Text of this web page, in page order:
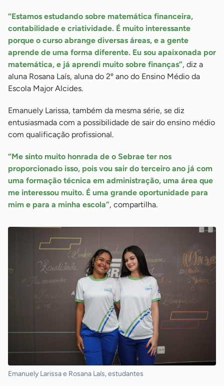
“Estamos estudando sobre matemática financeira,
contabilidade e criatividade. É muito interessante
porque o curso abrange diversas áreas, e a gente
aprende de uma forma diferente. Eu sou apaixonada por
matemática, e já aprendi muito sobre finanças”, diz a
aluna Rosana Laís, aluna do 2º ano do Ensino Médio da
Escola Major Alcides.
Emanuely Larissa, também da mesma série, se diz
entusiasmada com a possibilidade de sair do ensino médio
com qualificação profissional.
“Me sinto muito honrada de o Sebrae ter nos
proporcionado isso, pois vou sair do terceiro ano já com
uma formação técnica em administração, uma área que
me interessou muito. É uma grande oportunidade para
mim e para a minha escola”, compartilha.
Emanuely Larissa e Rosana Laís, estudantes